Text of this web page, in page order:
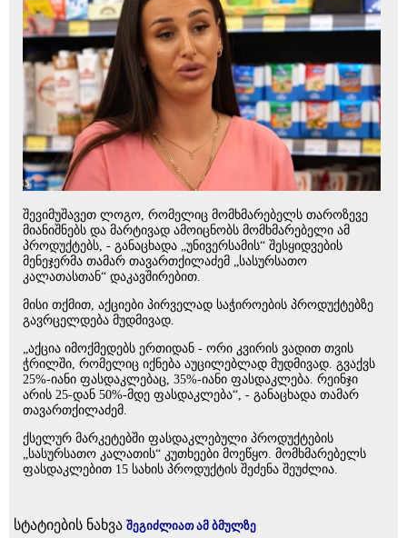
შევიმუშავეთ ლოგო, რომელიც მომხმარებელს თაროზევე
მიანიშნებს და მარტივად ამოიცნობს მომხმარებელი ამ
პროდუქტებს, - განაცხადა „უნივერსამის“ შესყიდვების
მენეჯერმა თამარ თავართქილაძემ „სასურსათო
კალათასთან“ დაკავშირებით.
მისი თქმით, აქციები პირველად საჭიროების პროდუქტებზე
გავრცელდება მუდმივად.
„აქცია იმოქმედებს ერთიდან - ორი კვირის ვადით თვის
ჭრილში, რომელიც იქნება აუცილებლად მუდმივად. გვაქვს
25%-იანი ფასდაკლებაც, 35%-იანი ფასდაკლება. რეინჯი
არის 25-დან 50%-მდე ფასდაკლება“, - განაცხადა თამარ
თავართქილაძემ.
ქსელურ მარკეტებში ფასდაკლებული პროდუქტების
„სასურსათო კალათის“ კუთხეები მოეწყო. მომხმარებელს
ფასდაკლებით 15 სახის პროდუქტის შეძენა შეუძლია.
სტატიების ნახვა შეგიძლიათ ამ ბმულზე